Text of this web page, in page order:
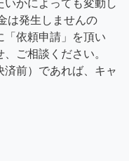
いかによっても変動し
は発生しませんの
「依頼申請」を頂い
ご相談ください。
前）であれば、キャ